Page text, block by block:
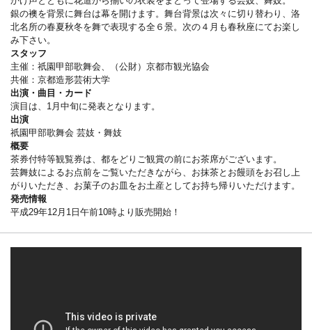
銀の襖を背景に舞台は幕を開けます。舞台背景は次々に切り替わり、洛
北名所の春夏秋冬を舞で表現する全６景。次の４月も春秋座にてお楽し
み下さい。
スタッフ
主催：祇園甲部歌舞会、（公財）京都市観光協会
共催：京都造形芸術大学
出演・曲目・カード
演目は、1月中旬に発表となります。
出演
祇園甲部歌舞会 芸妓・舞妓
概要
茶券付特等観覧券は、都をどりご観賞の前にお茶席がございます。
芸舞妓によるお点前をご覧いただきながら、お抹茶とお饅頭をお召し上
がりいただき、お菓子のお皿をお土産としてお持ち帰りいただけます。
発売情報
平成29年12月1日午前10時より販売開始！